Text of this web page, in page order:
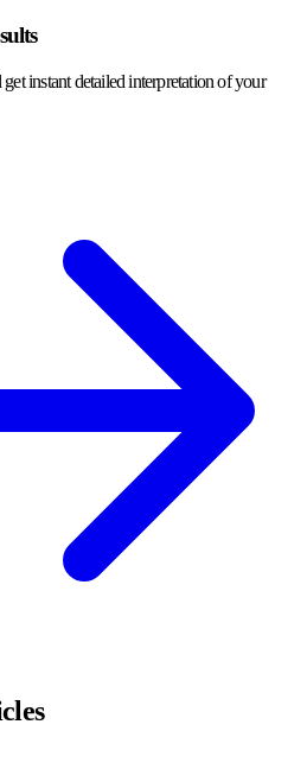
instant detailed interpretation of your